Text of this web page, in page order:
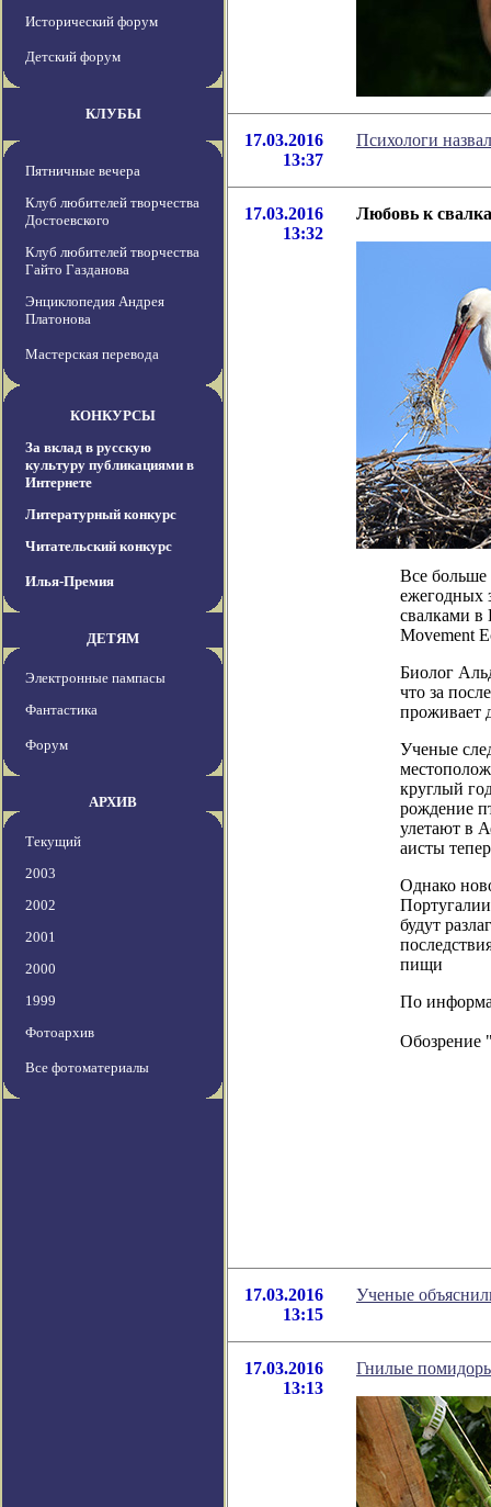
Исторический форум
Детский форум
КЛУБЫ
Пятничные вечера
Клуб любителей творчества
Достоевского
Клуб любителей творчества
Гайто Газданова
Энциклопедия Андрея
Платонова
Мастерская перевода
КОНКУРСЫ
За вклад в русскую
культуру публикациями в
Интернете
Литературный конкурс
Читательский конкурс
Илья-Премия
ДЕТЯМ
Электронные пампасы
Фантастика
Форум
АРХИВ
Текущий
2003
2002
2001
2000
1999
Фотоархив
Все фотоматериалы
17.03.2016
13:37
Психологи
17.03.2016
13:32
Любовь к
Все больше
ежегодных
свалками в
Movement
Биолог
что за
проживает
Ученые
круглый
рождение
улетают в
аисты
Однако
будут
пищи
По
Обозрение
17.03.2016
13:15
Ученые
17.03.2016
13:13
Гнилые помидоры